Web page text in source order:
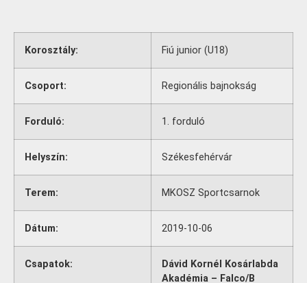
Korosztály: Fiú junior (U18)
Csoport: Regionális bajnokság
Forduló: 1. forduló
Helyszín: Székesfehérvár
Terem: MKOSZ Sportcsarnok
Dátum: 2019-10-06
Csapatok:
Dávid Kornél Kosárlabda
Akadémia – Falco/B